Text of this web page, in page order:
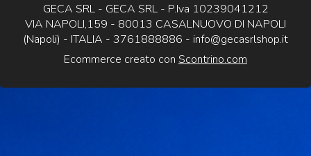
GECA SRL - GECA SRL - P.Iva 10239041212
VIA NAPOLI,159 - 80013 CASALNUOVO DI NAPOLI
(Napoli) - ITALIA - 3761888886 - info@gecasrlshop.it
Ecommerce creato con Scontrino.com